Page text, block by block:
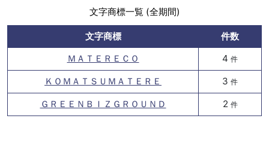
文字商標一覧 (全期間)
文字商標
件数
ＭＡＴＥＲＥＣＯ
4 件
ＫＯＭＡＴＳＵＭＡＴＥＲＥ 3 件
ＧＲＥＥＮＢＩＺＧＲＯＵＮＤ 2 件